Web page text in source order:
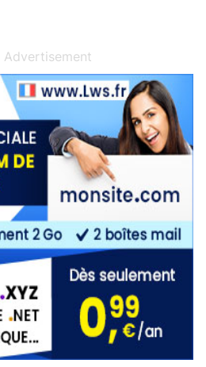
Advertisement